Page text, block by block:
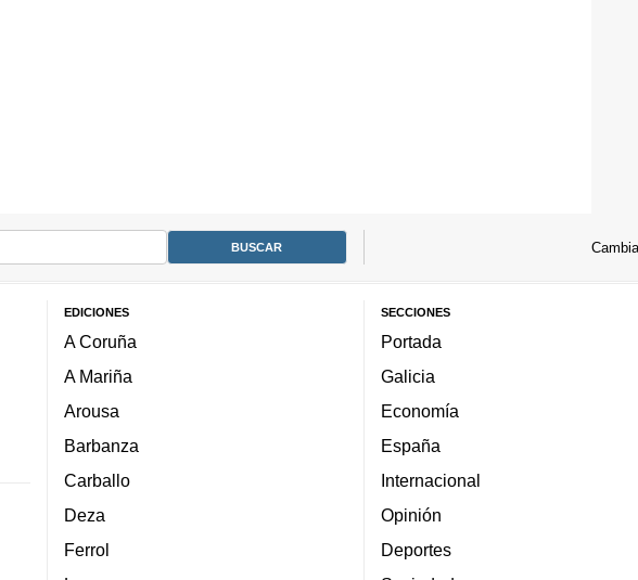
EDICIONES
A Coruña
A Mariña
Arousa
Barbanza
Carballo
Deza
Ferrol
SECCIONES
Portada
Galicia
Economía
España
Internacional
Opinión
Deportes